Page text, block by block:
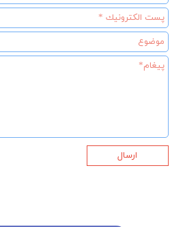
ارسال